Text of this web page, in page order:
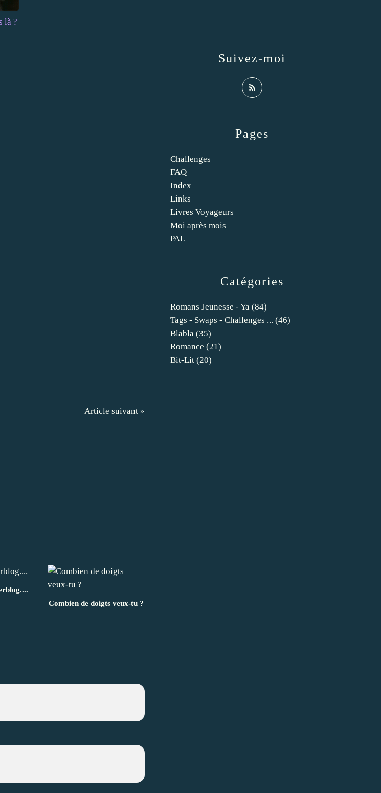
là ?
Article suivant »
Combien de doigts veux-tu ?
Catégories
Romans Jeunesse - Ya (84)
Tags - Swaps - Challenges ... (46)
Blabla (35)
Romance (21)
Bit-Lit (20)
Pages
Challenges
FAQ
Index
Links
Livres Voyageurs
Moi après mois
PAL
Suivez-moi